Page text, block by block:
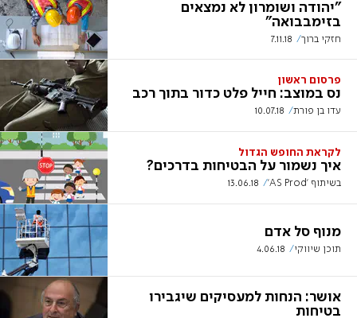
"יהודה ושומרון לא נמצאים
בזימבבואה"
חזקי ברוך 7.11.18
פרסום ראשון
נס במוצב: חייל פלט כדור בתוך רכב
עדו בן פורת 10.07.18
לקראת החופש הגדול
איך נשמור על הבטיחות בדרכים?
בשיתוף 'AS Prod' 13.06.18
מנוף סל אדם
תוכן שיווקי 4.06.18
אושר: הנחות למעסיקים שיגבירו
בטיחות